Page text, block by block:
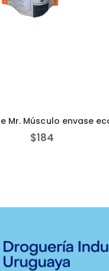
Mr. Músculo envase
$184